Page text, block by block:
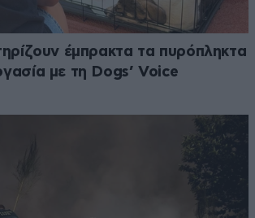
έμπρακτα τα πυρόπληκτα
με τη Dogs’ Voice